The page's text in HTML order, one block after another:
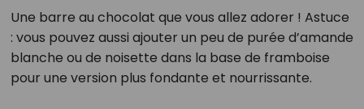
Une barre au chocolat que vous allez adorer ! Astuce
: vous pouvez aussi ajouter un peu de purée d’amande
blanche ou de noisette dans la base de framboise
pour une version plus fondante et nourrissante.